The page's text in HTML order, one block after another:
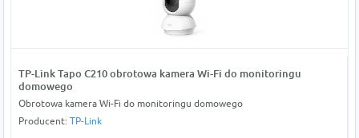
TP-Link Tapo C210 obrotowa kamera Wi-Fi do monitoringu
domowego
Obrotowa kamera Wi-Fi do monitoringu domowego
Producent: TP-Link